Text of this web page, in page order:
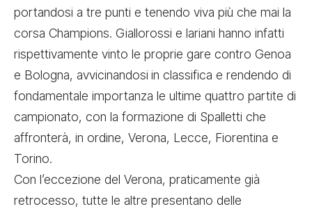
portandosi a tre punti e tenendo viva più che mai la
corsa Champions. Giallorossi e lariani hanno infatti
rispettivamente vinto le proprie gare contro Genoa
e Bologna, avvicinandosi in classifica e rendendo di
fondamentale importanza le ultime quattro partite di
campionato, con la formazione di Spalletti che
affronterà, in ordine, Verona, Lecce, Fiorentina e
Torino.
Con l’eccezione del Verona, praticamente già
retrocesso, tutte le altre presentano delle